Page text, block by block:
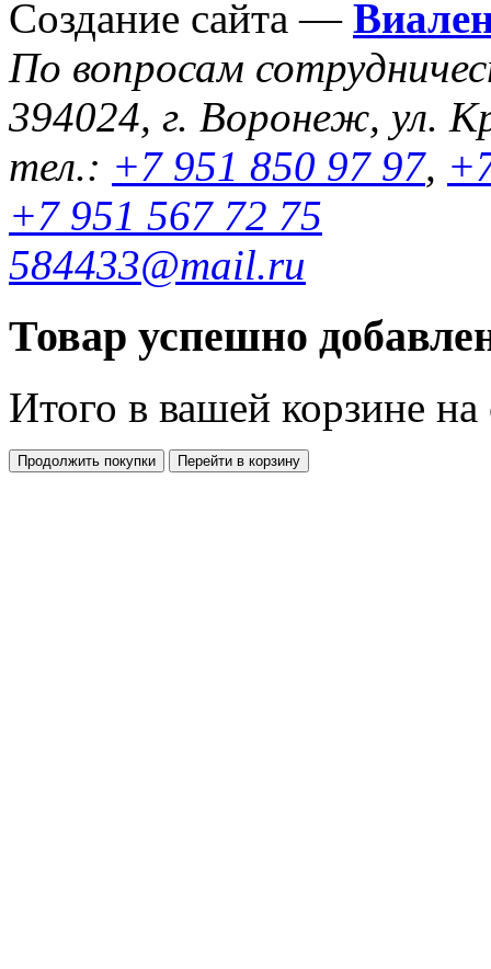
Создание сайта —
По вопросам
394024, г. Воронеж, ул.
тел.: +7 951 850 97 97,
+7 951 567 72 75
584433@mail.ru
Товар успешно
Итого в вашей корзине
Продолжить покупки Перейти в корзину